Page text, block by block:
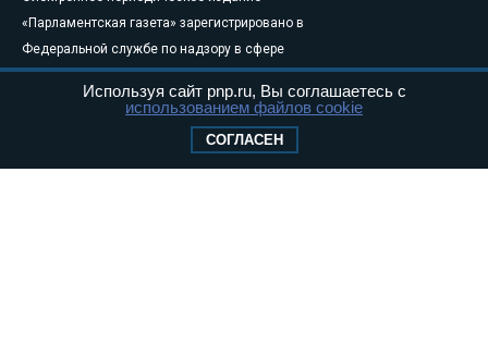
«Парламентская газета» зарегистрировано в
Федеральной службе по надзору в сфере
связи, информационных технологий и
массовых коммуникаций (Роскомнадзор) 05
Свидетельство о регистрации Эл № ФС77-
Используя сайт pnp.ru, Вы соглашаетесь с
использованием файлов cookie
СОГЛАСЕН